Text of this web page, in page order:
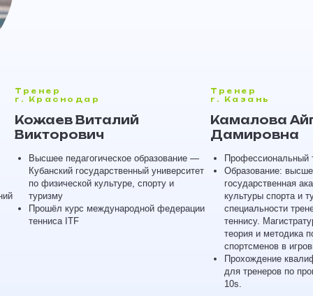
Тренер
г. Краснодар
Кожаев Виталий
Викторович
Высшее педагогическое образование —
Кубанский государственный университет
по физической культуре, спорту и
туризму
Прошёл курс международной федерации
тенниса ITF
Тренер
г. Казань
Камалова
Дамировна
Профессиональный
Образование:
государственная
культуры спорта и
специальности
теннису.
теория и методика
спортсменов в
Прохождение
для тренеров по
10s.